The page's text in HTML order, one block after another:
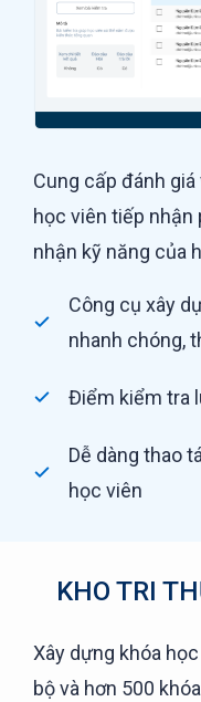
Cung cấp đánh
học viên tiếp nhận
nhận kỹ năng của
Công cụ xây
nhanh chóng,
Điểm kiểm tra
Dễ dàng thao
học viên
KHO TRI
Xây dựng khóa
bộ và hơn 500